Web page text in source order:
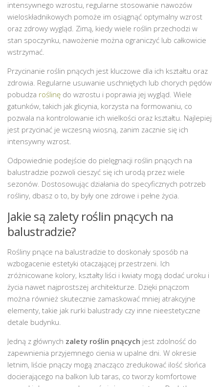
intensywnego wzrostu, regularne stosowanie nawozów
wieloskładnikowych pomoże im osiągnąć optymalny wzrost
oraz zdrowy wygląd. Zimą, kiedy wiele roślin przechodzi w
stan spoczynku, nawożenie można ograniczyć lub całkowicie
wstrzymać.
Przycinanie roślin pnących jest kluczowe dla ich kształtu oraz
zdrowia. Regularne usuwanie uschniętych lub chorych pędów
pobudza roślinę do wzrostu i poprawia jej wygląd. Wiele
gatunków, takich jak glicynia, korzysta na formowaniu, co
pozwala na kontrolowanie ich wielkości oraz kształtu. Najlepiej
jest przycinać je wczesną wiosną, zanim zacznie się ich
intensywny wzrost.
Odpowiednie podejście do pielęgnacji roślin pnących na
balustradzie pozwoli cieszyć się ich urodą przez wiele
sezonów. Dostosowując działania do specyficznych potrzeb
rośliny, dbasz o to, by były one zdrowe i pełne życia.
Jakie są zalety roślin pnących na
balustradzie?
Rośliny pnące na balustradzie to doskonały sposób na
wzbogacenie estetyki otaczającej przestrzeni. Ich
zróżnicowane kolory, kształty liści i kwiaty mogą dodać uroku i
życia nawet najprostszej architekturze. Dzięki pnączom
można również skutecznie zamaskować mniej atrakcyjne
elementy, takie jak rurki balustrady czy inne nieestetyczne
detale budynku.
Jedną z głównych zalety roślin pnących jest zdolność do
zapewnienia przyjemnego cienia w upalne dni. W okresie
letnim, liście pnączy mogą znacząco zredukować ilość słońca
docierającego na balkon lub taras, co tworzy komfortowe